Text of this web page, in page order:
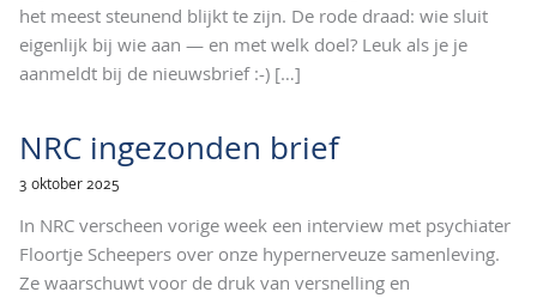
het meest steunend blijkt te zijn. De rode draad: wie sluit
eigenlijk bij wie aan — en met welk doel? Leuk als je je
aanmeldt bij de nieuwsbrief :-) […]
NRC ingezonden brief
3 oktober 2025
In NRC verscheen vorige week een interview met psychiater
Floortje Scheepers over onze hypernerveuze samenleving.
Ze waarschuwt voor de druk van versnelling en